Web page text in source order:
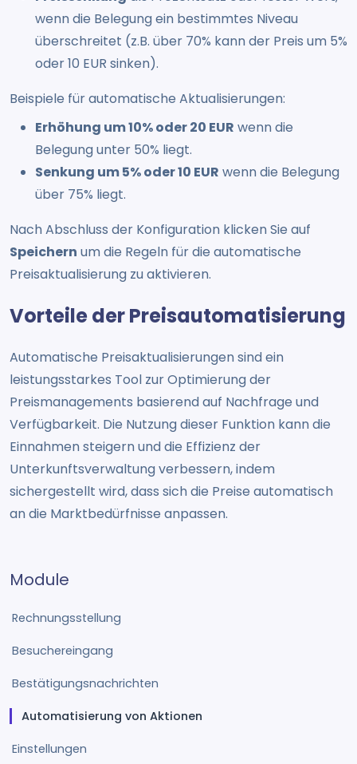
wenn die Belegung ein bestimmtes Niveau
überschreitet (z.B. über 70% kann der Preis um 5%
oder 10 EUR sinken).
Beispiele für automatische Aktualisierungen:
Erhöhung um 10% oder 20 EUR wenn die
Belegung unter 50% liegt.
Senkung um 5% oder 10 EUR wenn die Belegung
über 75% liegt.
Nach Abschluss der Konfiguration klicken Sie auf
Speichern um die Regeln für die automatische
Preisaktualisierung zu aktivieren.
Vorteile der Preisautomatisierung
Automatische Preisaktualisierungen sind ein
leistungsstarkes Tool zur Optimierung der
Preismanagements basierend auf Nachfrage und
Verfügbarkeit. Die Nutzung dieser Funktion kann die
Einnahmen steigern und die Effizienz der
Unterkunftsverwaltung verbessern, indem
sichergestellt wird, dass sich die Preise automatisch
an die Marktbedürfnisse anpassen.
Module
Rechnungsstellung
Besuchereingang
Bestätigungsnachrichten
Automatisierung von Aktionen
Einstellungen